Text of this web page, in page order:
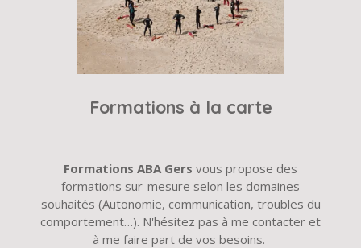
Formations à la carte
Formations ABA Gers vous propose des
formations sur-mesure selon les domaines
souhaités (Autonomie, communication, troubles du
comportement…). N'hésitez pas à me contacter et
à me faire part de vos besoins.